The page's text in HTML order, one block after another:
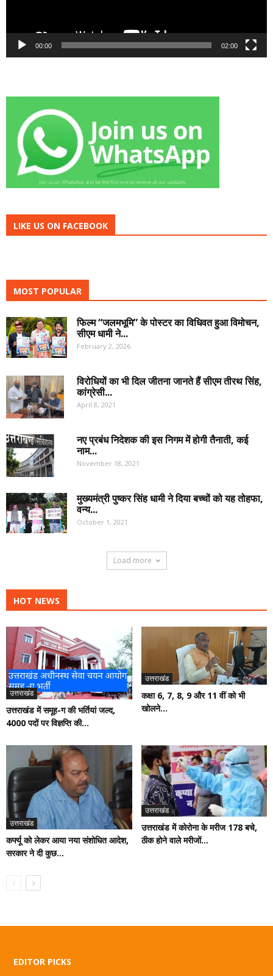
00:00 02:00
LIKE US ON FACEBOOK
MOST POPULAR
फिल्म “जलमभूमि” के पोस्टर का विधिवत हुआ विमोचन,
सीएम धामी ने...
February 2, 2026
विरोधियों का भी दिल जीतना जानते हैं सीएम तीरथ सिंह,
कांग्रेसी...
April 8, 2021
नए प्रबंध निदेशक की इस निगम में होगी तैनाती, कई
नाम...
November 18, 2021
मुख्यमंत्री पुष्कर सिंह धामी ने दिया बच्चों को यह तोहफा,
वन्य...
October 1, 2021
Load more
HOT NEWS
उत्तराखंड
उत्तराखंड में समूह-ग की भर्तियां जल्द,
4000 पदों पर विज्ञप्ति की...
उत्तराखंड
कक्षा 6, 7, 8, 9 और 11 वीं को भी
खोलने...
उत्तराखंड
कर्फ्यू को लेकर आया नया संशोधित आदेश,
सरकार ने दी कुछ...
उत्तराखंड
उत्तराखंड में कोरोना के मरीज 178 बचे,
ठीक होने वाले मरीजों...
EDITOR PICKS